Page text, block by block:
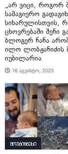
„არ ვიცი, როგორ
სამაგიერო
სიხარულისთვის,
ცხოვრებაში შენი
ბლოგერ ნანა
ილო ლობჟანიძის
იუბილარია
16 აგვისტო, 2025
შოუბიზნესი